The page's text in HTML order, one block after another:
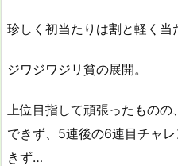
珍しく初当たりは割と軽く
ジワジワジリ貧の展開。
上位目指して頑張ったもの
できず、5連後の6連目チャ
きず…